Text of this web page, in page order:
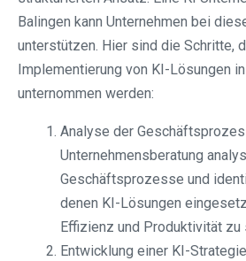
Balingen kann Unternehmen bei
unterstützen. Hier sind die Schritte,
Implementierung von KI-Lösungen
unternommen werden:
Analyse der
Unternehmensberatung
Geschäftsprozesse und
denen KI-Lösungen
Effizienz und Produktivität zu
Entwicklung einer KI-